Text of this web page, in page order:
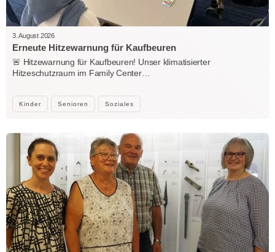
Kinder Senioren Soziales
3. August 2026
Erneute Hitzewarnung für Kaufbeuren
🚨 Hitzewarnung für Kaufbeuren! Unser klimatisierter
Hitzeschutzraum im Family Center…